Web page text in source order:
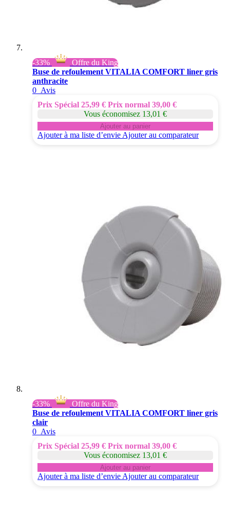
-33%
Offre du King
Buse de refoulement VITALIA COMFORT liner gris
anthracite
0 Avis
Prix Spécial 25,99 € Prix normal 39,00 €
Vous économisez 13,01 €
Ajouter au panier
Ajouter à ma liste d’envie Ajouter au comparateur
-33%
Offre du King
Buse de refoulement VITALIA COMFORT liner gris
clair
0 Avis
Prix Spécial 25,99 € Prix normal 39,00 €
Vous économisez 13,01 €
Ajouter au panier
Ajouter à ma liste d’envie Ajouter au comparateur